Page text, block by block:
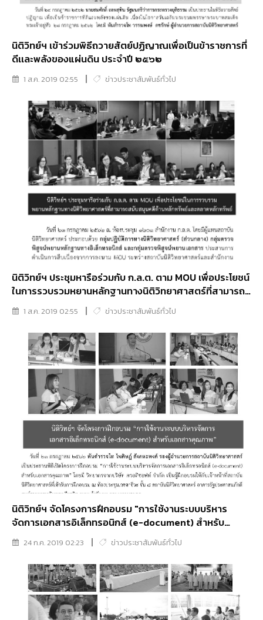
นิติวิทย์ฯ เข้าร่วมพิธีถวายสัตย์ปฏิญาณเพื่อเป็นข้าราชการที่
ดีเเละพลังของแผ่นดิน ประจำปี ๒๕๖๒
1 ส.ค. 2019 02:55 ข่าวประชาสัมพันธ์ทั่วไป
นิติวิทย์ฯ ประชุมหารือร่วมกับ ก.ล.ต. ตาม MOU เพื่อประโยชน์
ในการรวบรวมหยานหลักฐานทางนิติวิทยาศาสตร์ที่สามารถ
สนับสนุนคดีด้านหลักทรัพย์เเละตลาดหลักทรัพย์
1 ส.ค. 2019 02:55 ข่าวประชาสัมพันธ์ทั่วไป
นิติวิทย์ฯ จัดโครงการฝึกอบรม "การใช้งานระบบบริหาร
จัดการเอกสารอิเล็กทรอนิกส์ (e-document) สำหรับ
เอกสารคุณภาพ
24 ก.ค. 2019 02:23 ข่าวประชาสัมพันธ์ทั่วไป